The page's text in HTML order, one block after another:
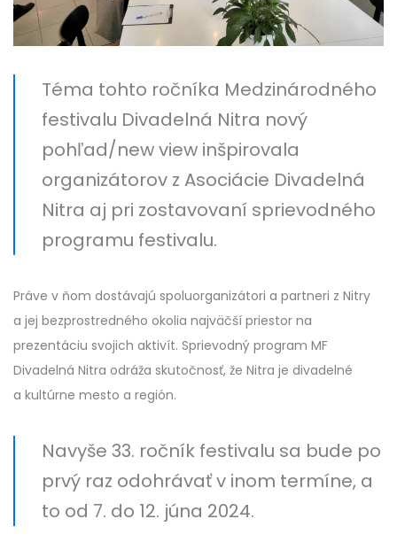
Téma tohto ročníka Medzinárodného
festivalu Divadelná Nitra nový
pohľad/new view inšpirovala
organizátorov z Asociácie Divadelná
Nitra aj pri zostavovaní sprievodného
programu festivalu.
Práve v ňom dostávajú spoluorganizátori a partneri z Nitry
a jej bezprostredného okolia najväčší priestor na
prezentáciu svojich aktivít. Sprievodný program MF
Divadelná Nitra odráža skutočnosť, že Nitra je divadelné
a kultúrne mesto a región.
Navyše 33. ročník festivalu sa bude po
prvý raz odohrávať v inom termíne, a
to od 7. do 12. júna 2024.